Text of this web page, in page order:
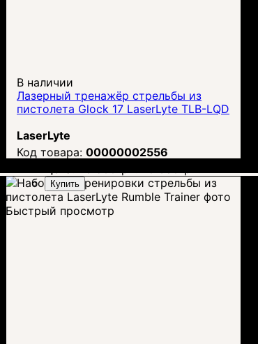
В наличии
Лазерный тренажёр стрельбы из
пистолета Glock 17 LaserLyte TLB-LQD
LaserLyte
00000002556
Купить
Быстрый просмотр